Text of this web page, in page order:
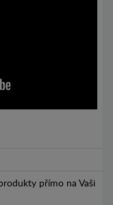
přímo na Vaši